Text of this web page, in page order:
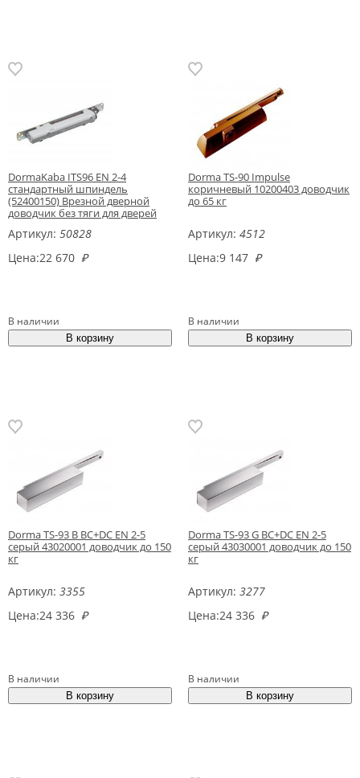
DormaKaba ITS96 EN 2-4
стандартный шпиндель
(52400150) Врезной дверной
доводчик без тяги для дверей
Артикул: 50828
Цена:22 670 ₽
В наличии
Dorma TS-90 Impulse
коричневый 10200403 доводчик
до 65 кг
Артикул: 4512
Цена:9 147 ₽
В наличии
Dorma TS-93 B BC+DC EN 2-5
серый 43020001 доводчик до 150
кг
Артикул: 3355
Цена:24 336 ₽
В наличии
Dorma TS-93 G BC+DC EN 2-5
серый 43030001 доводчик до 150
кг
Артикул: 3277
Цена:24 336 ₽
В наличии